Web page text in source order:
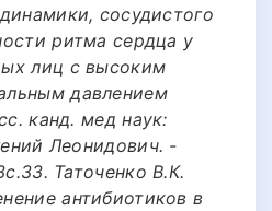
сосудистого
ритма сердца у
лиц с высоким
давлением
канд. мед наук:
Леонидович. -
Таточенко В.К.
антибиотиков в